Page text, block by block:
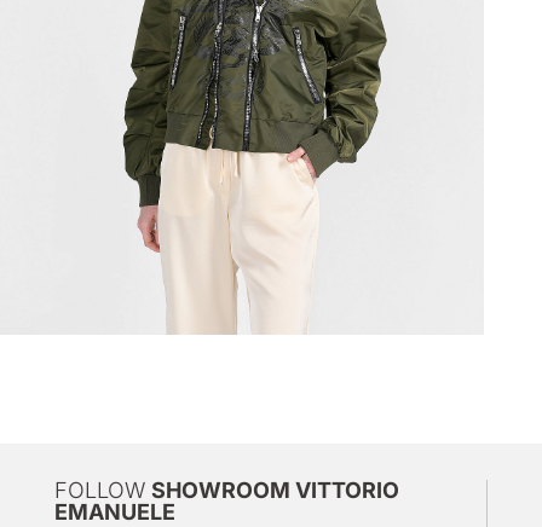
FOLLOW SHOWROOM VITTORIO
EMANUELE